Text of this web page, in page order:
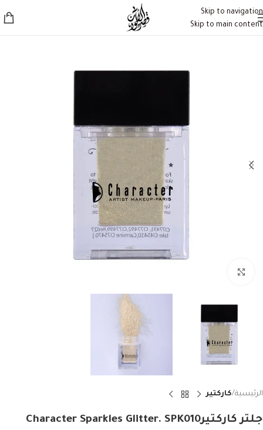
Skip to navigation
Skip to main content
الرئيسية كاركتير
جلتر كاركتيرCharacter Sparkles Glitter. SPK010